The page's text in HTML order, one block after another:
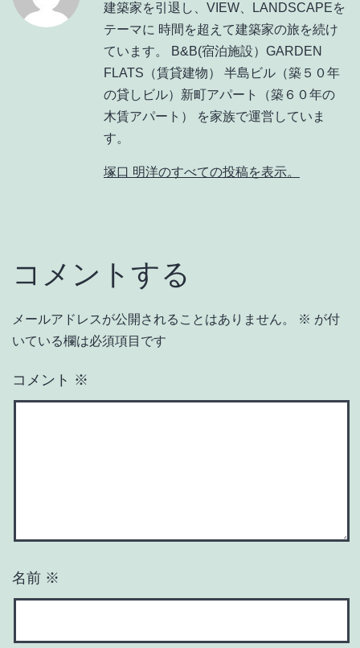
建築家を引退し、VIEW、LANDSCAPEを
テーマに 時間を超えて建築家の旅を続け
ています。 B&B(宿泊施設）GARDEN
FLATS（賃貸建物） 半島ビル（築５０年
の貸しビル）新町アパート（築６０年の
木賃アパート） を家族で運営していま
す。
塚口 明洋のすべての投稿を表示。
コメントする
メールアドレスが公開されることはありません。 ※ が付
いている欄は必須項目です
コメント ※
名前 ※